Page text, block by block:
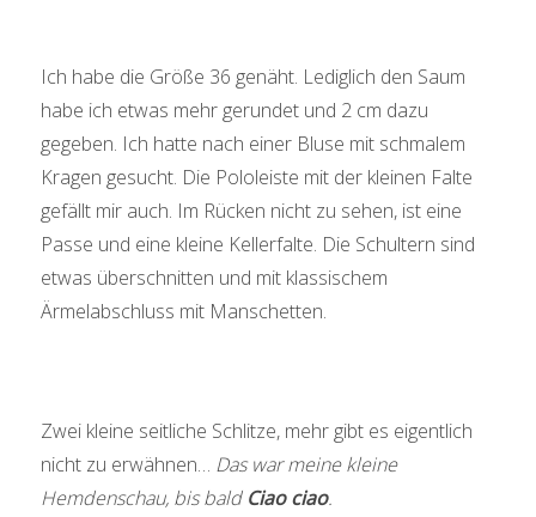
Ich habe die Größe 36 genäht. Lediglich den Saum
habe ich etwas mehr gerundet und 2 cm dazu
gegeben. Ich hatte nach einer Bluse mit schmalem
Kragen gesucht. Die Pololeiste mit der kleinen Falte
gefällt mir auch. Im Rücken nicht zu sehen, ist eine
Passe und eine kleine Kellerfalte. Die Schultern sind
etwas überschnitten und mit klassischem
Ärmelabschluss mit Manschetten.
Zwei kleine seitliche Schlitze, mehr gibt es eigentlich
nicht zu erwähnen… Das war meine kleine
Hemdenschau, bis bald Ciao ciao.